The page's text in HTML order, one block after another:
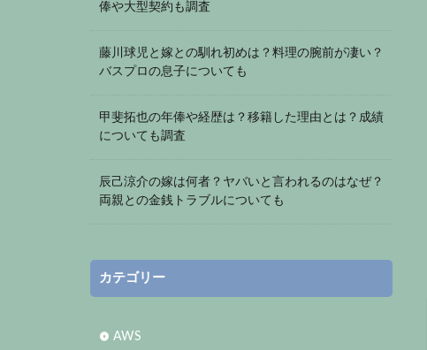
俸や大型契約も調査
藤川球児と嫁との馴れ初めは？料理の腕前が凄い？
バスプロの息子についても
甲斐拓也の年俸や経歴は？移籍した理由とは？成績
についても調査
辰己涼介の嫁は何者？ヤバいと言われるのはなぜ？
両親との金銭トラブルについても
カテゴリー
AWS